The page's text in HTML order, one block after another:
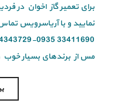
برای تعمیر گاز اخوان در
مس از برندهای بسیار خوب